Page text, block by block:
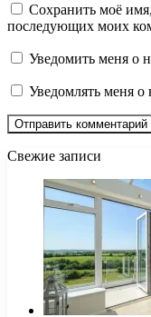
Сохранить моё
последующих моих
Уведомить меня о
Уведомлять меня о
Свежие записи